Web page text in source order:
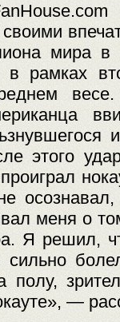
мира
в рамках
этого
меня о
Я решил,
полу,
—